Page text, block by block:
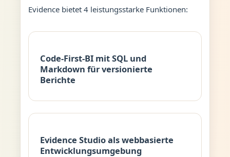
Evidence bietet 4 leistungsstarke Funktionen:
Code-First-BI mit SQL und
Markdown für versionierte
Berichte
Evidence Studio als webbasierte
Entwicklungsumgebung